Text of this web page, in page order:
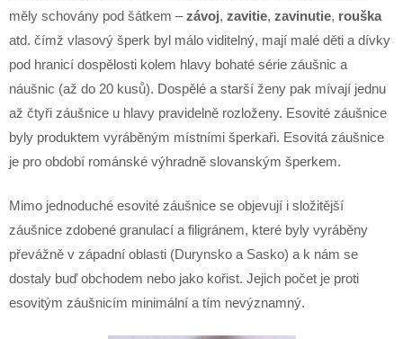
měly schovány pod šátkem –závoj, zavitie, zavinutie, rouška
atd. čímž vlasový šperk byl málo viditelný, mají malé děti a dívky
pod hranicí dospělosti kolem hlavy bohaté série záušnic a
náušnic (až do 20 kusů). Dospělé a starší ženy pak mívají jednu
až čtyři záušnice u hlavy pravidelně rozloženy. Esovité záušnice
byly produktem vyráběným místními šperkaři. Esovitá záušnice
je pro období románské výhradně slovanským šperkem.
Mimo jednoduché esovité záušnice se objevují i složitější
záušnice zdobené granulací a filigránem, které byly vyráběny
převážně v západní oblasti (Durynsko a Sasko) a k nám se
dostaly buď obchodem nebo jako kořist. Jejich počet je proti
esovitým záušnicím minimální a tím nevýznamný.